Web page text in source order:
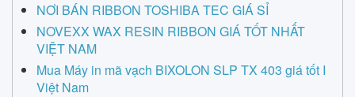
NƠI BÁN RIBBON TOSHIBA TEC GIÁ SỈ
NOVEXX WAX RESIN RIBBON GIÁ TỐT NHẤT
VIỆT NAM
Mua Máy in mã vạch BIXOLON SLP TX 403 giá tốt I
Việt Nam